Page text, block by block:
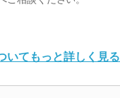
いてもっと詳しく見る